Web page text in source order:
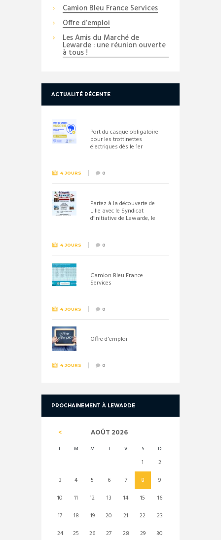
Camion Bleu France Services
Offre d’emploi
Les Amis du Marché de
Lewarde : une réunion ouverte
à tous !
ACTUALITÉ RÉCENTE
Port du casque obligatoire
pour les trottinettes
électriques dès le 1er
4 JOURS 0
Partez à la découverte de
Lille avec le Syndicat
d’initiative de Lewarde, le
4 JOURS 0
Camion Bleu France
Services
4 JOURS 0
Offre d'emploi
4 JOURS 0
PROCHAINEMENT À LEWARDE
AOÛT 2026
L M M J V S D
1
2
3
4 5 6 7 8
9
10
11 12 13 14 15
16
17
18 19 20 21 22
23
24
25 26 27 28 29 30